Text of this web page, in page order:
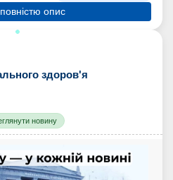
опис
здоров'я
новину